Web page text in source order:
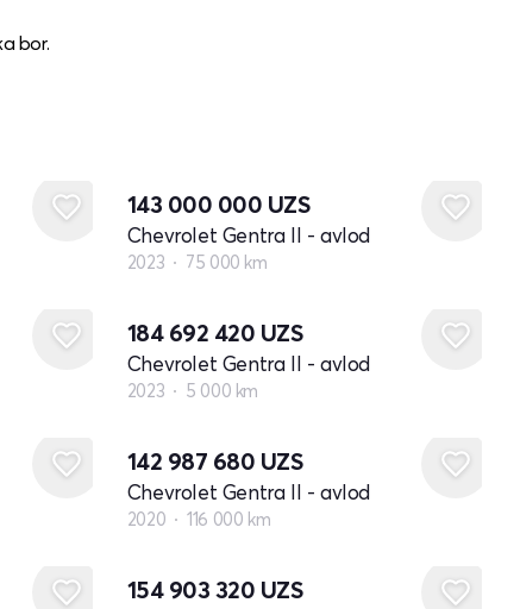
bor.
143 000 000 UZS
Chevrolet Gentra II - avlod
2023 75 000 km
184 692 420 UZS
Chevrolet Gentra II - avlod
2023 5 000 km
142 987 680 UZS
Chevrolet Gentra II - avlod
2020 116 000 km
154 903 320 UZS